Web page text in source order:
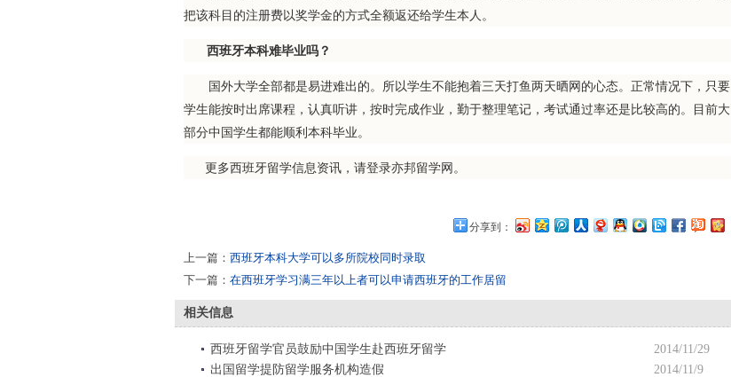
把该科目的注册费以奖学金的方式全额返还给学生本人。
西班牙本科难毕业吗？
国外大学全部都是易进难出的。所以学生不能抱着三天打鱼两天晒网的心态。正常情况下，只要
学生能按时出席课程，认真听讲，按时完成作业，勤于整理笔记，考试通过率还是比较高的。目前大
部分中国学生都能顺利本科毕业。
更多西班牙留学信息资讯，请登录亦邦留学网。
分享到：
上一篇： 西班牙本科大学可以多所院校同时录取
下一篇： 在西班牙学习满三年以上者可以申请西班牙的工作居留
相关信息
2014/11/29
西班牙留学官员鼓励中国学生赴西班牙留学
2014/11/9
出国留学提防留学服务机构造假